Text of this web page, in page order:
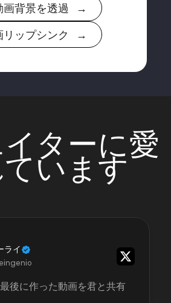
画背景を透過 →
リップシンク →
ターに愛
います
ライ
後に作った動画を君と共有